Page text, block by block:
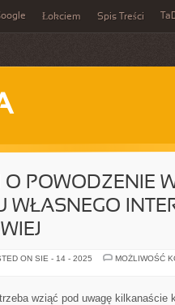
Łokciem Spis Treści
O POWODZENIE
WŁASNEGO
ON SIE - 14 - 2025
MOŻLIWOŚĆ
wziąć pod uwagę kilkanaście